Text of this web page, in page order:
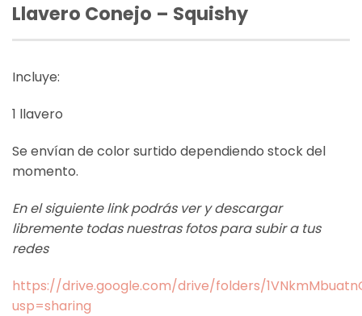
Llavero Conejo – Squishy
Incluye:
1 llavero
Se envían de color surtido dependiendo stock del
momento.
En el siguiente link podrás ver y descargar
libremente todas nuestras fotos para subir a tus
redes
https://drive.google.com/drive/folders/
usp=sharing